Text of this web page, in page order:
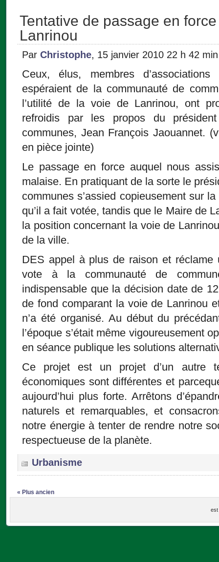
Tentative de passage en
Lanrinou
Par Christophe, 15 janvier 2010 22 h 42 min
Ceux, élus, membres
espéraient de la communauté de
l’utilité de la voie de Lanrinou, ont
refroidis par les propos du
communes, Jean François Jaouannet.
en pièce jointe)
Le passage en force auquel nous
malaise. En pratiquant de la sorte le
communes s’assied copieusement sur
qu’il a fait votée, tandis que le Maire de
la position concernant la voie de
de la ville.
DES appel à plus de raison et réclame
vote à la communauté de
indispensable que la décision date de
de fond comparant la voie de Lanrinou
n’a été organisé. Au début du
l’époque s’était même vigoureusement
en séance publique les solutions
Ce projet est un projet d’un autre
économiques sont différentes et
aujourd’hui plus forte. Arrêtons
naturels et remarquables, et
notre énergie à tenter de rendre notre
respectueuse de la planète.
Urbanisme
« Plus ancien